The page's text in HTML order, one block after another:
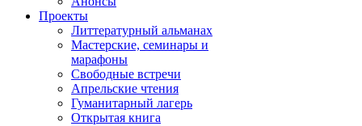
Проекты
Литтературный альманах
Мастерские, семинары и
марафоны
Свободные встречи
Апрельские чтения
Гуманитарный лагерь
Открытая книга